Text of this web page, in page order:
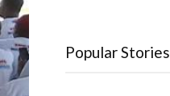
Popular Stories